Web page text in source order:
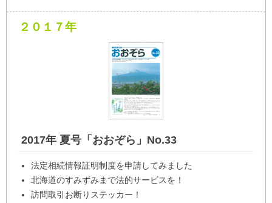
２０１７年
2017年 夏号「おおぞら」No.33
法定相続情報証明制度を申請してみました
北海道のすみずみまで法的サービスを！
訪問取引お断りステッカー！